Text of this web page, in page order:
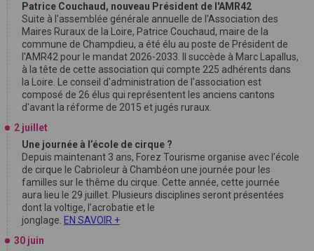
Patrice Couchaud, nouveau Président de l'AMR42
Suite à l'assemblée générale annuelle de l'Association des
Maires Ruraux de la Loire, Patrice Couchaud, maire de la
commune de Champdieu, a été élu au poste de Président de
l'AMR42 pour le mandat 2026-2033. Il succède à Marc Lapallus,
à la tête de cette association qui compte 225 adhérents dans
la Loire. Le conseil d'administration de l'association est
composé de 26 élus qui représentent les anciens cantons
d'avant la réforme de 2015 et jugés ruraux.
2 juillet
Une journée à l’école de cirque ?
Depuis maintenant 3 ans, Forez Tourisme organise avec l’école
de cirque le Cabrioleur à Chambéon une journée pour les
familles sur le thême du cirque. Cette année, cette journée
aura lieu le 29 juillet. Plusieurs disciplines seront présentées
dont la voltige, l’acrobatie et le
jonglage. EN SAVOIR +
30 juin